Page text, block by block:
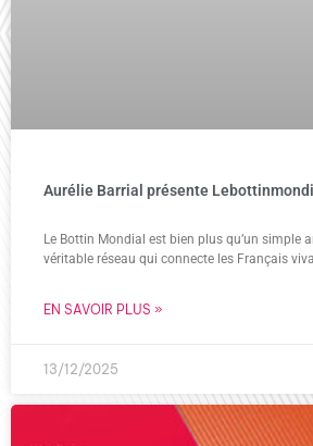
Aurélie Barrial présente
Le Bottin Mondial est bien plus qu’un simple
véritable réseau qui connecte les Français
EN SAVOIR PLUS »
13/12/2025